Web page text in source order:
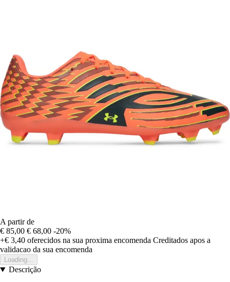
A partir de
€ 85,00 € 68,00 -20%
+€ 3,40 oferecidos na sua proxima encomenda Creditados apos a
validacao da sua encomenda
Loading...
Descrição